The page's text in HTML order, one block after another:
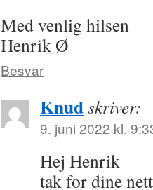
Med venlig hilsen
Henrik Ø
Besvar
Knudskriver:
9. juni 2022 kl.
Hej Henrik
tak for dine